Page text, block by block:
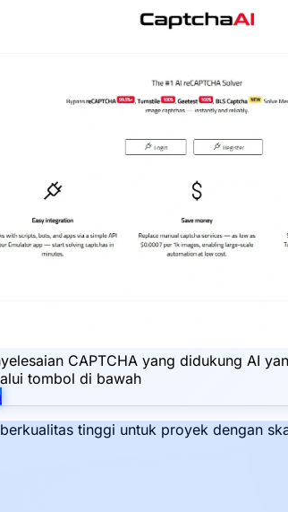
CAPTCHA yang didukung AI
tombol di bawah
tinggi untuk proyek dengan